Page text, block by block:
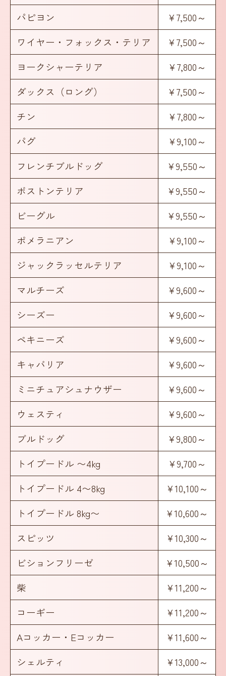
パピヨン
¥7,500～
ワイヤー・フォックス・テリア
¥7,500～
ヨークシャーテリア
¥7,800～
ダックス（ロング）
¥7,500～
チン
¥7,800～
パグ
¥9,100～
フレンチブルドッグ
¥9,550～
ボストンテリア
¥9,550～
ビーグル
¥9,550～
ポメラニアン
¥9,100～
ジャックラッセルテリア
¥9,100～
マルチーズ
¥9,600～
シーズー
¥9,600～
ペキニーズ
¥9,600～
キャバリア
¥9,600～
ミニチュアシュナウザー
¥9,600～
ウェスティ
¥9,600～
ブルドッグ
¥9,800～
トイプードル 〜4kg
¥9,700～
トイプードル 4〜8kg
¥10,100～
トイプードル 8kg〜
¥10,600～
スピッツ
¥10,300～
ビションフリーゼ
¥10,500～
柴
¥11,200～
コーギー
¥11,200～
Aコッカー・Eコッカー
¥11,600～
シェルティ
¥13,000～